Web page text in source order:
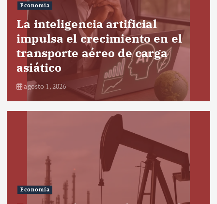
Economía
La inteligencia artificial
impulsa el crecimiento en el
transporte aéreo de carga
asiático
agosto 1, 2026
Economía